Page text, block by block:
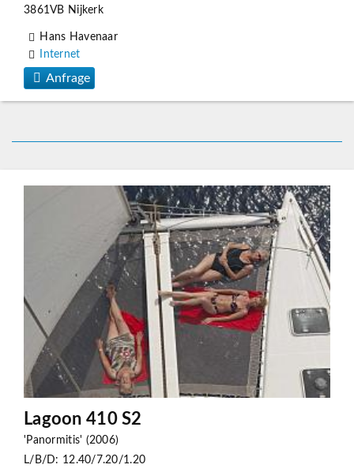
3861VB Nijkerk
Hans Havenaar
Internet
Anfrage
Lagoon 410 S2
'Panormitis' (2006)
L/B/D: 12.40/7.20/1.20